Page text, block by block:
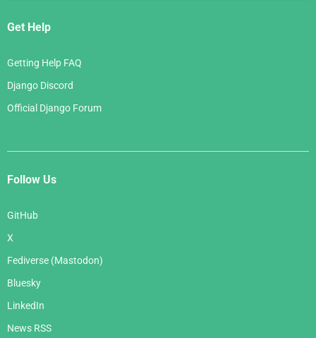
Get Help
Getting Help FAQ
Django Discord
Official Django Forum
Follow Us
GitHub
X
Fediverse (Mastodon)
Bluesky
LinkedIn
News RSS